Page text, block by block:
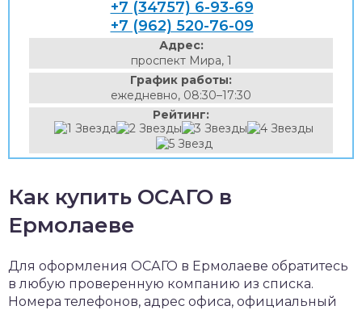
+7 (34757) 6-93-69
+7 (962) 520-76-09
Адрес:
проспект Мира, 1
График работы:
ежедневно, 08:30–17:30
Рейтинг:
Как купить ОСАГО в
Ермолаеве
Для оформления ОСАГО в Ермолаеве обратитесь
в любую проверенную компанию из списка.
Номера телефонов, адрес офиса, официальный